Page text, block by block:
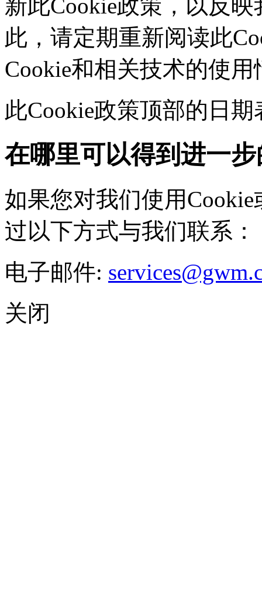
新此Cookie政策，以
此，请定期重新阅读此
Cookie和相关技术的使用
此Cookie政策顶部的日
在哪里可以得到进一
如果您对我们使用Cookie
过以下方式与我们联系：
电子邮件:
关闭